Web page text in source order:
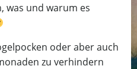
was und warum es
oder aber auch
zu verhindern